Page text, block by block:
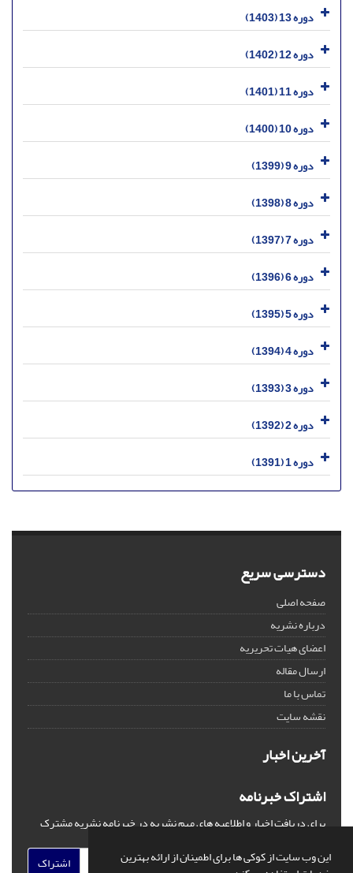
این وب سایت از کوکی ها برای اطمینان از ارائه بهترین
دوره 13 (1403)
دوره 12 (1402)
دوره 11 (1401)
دوره 10 (1400)
دوره 9 (1399)
دوره 8 (1398)
دوره 7 (1397)
دوره 6 (1396)
دوره 5 (1395)
دوره 4 (1394)
دوره 3 (1393)
دوره 2 (1392)
دوره 1 (1391)
دسترسی سریع
صفحه اصلی
درباره نشریه
اعضای هیات تحریریه
ارسال مقاله
تماس با ما
نقشه سایت
آخرین اخبار
اشتراک خبرنامه
برای دریافت اخبار و اطلاعیه های مهم نشریه در خبرنامه نشریه مشترک
اشتراک